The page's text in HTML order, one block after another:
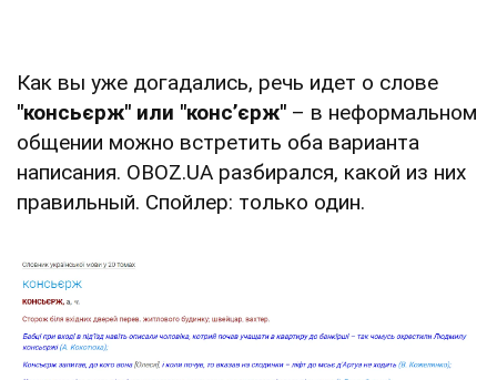
Как вы уже догадались, речь идет о слове
"консьєрж" или "конс’єрж" – в неформальном
общении можно встретить оба варианта
написания. OBOZ.UA разбирался, какой из них
правильный. Спойлер: только один.